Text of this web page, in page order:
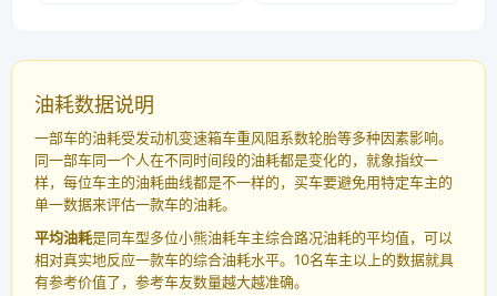
油耗数据说明
一部车的油耗受发动机变速箱车重风阻系数轮胎等多种因素影响。
同一部车同一个人在不同时间段的油耗都是变化的，就象指纹一
样，每位车主的油耗曲线都是不一样的，买车要避免用特定车主的
单一数据来评估一款车的油耗。
平均油耗是同车型多位小熊油耗车主综合路况油耗的平均值，可以
相对真实地反应一款车的综合油耗水平。10名车主以上的数据就具
有参考价值了，参考车友数量越大越准确。